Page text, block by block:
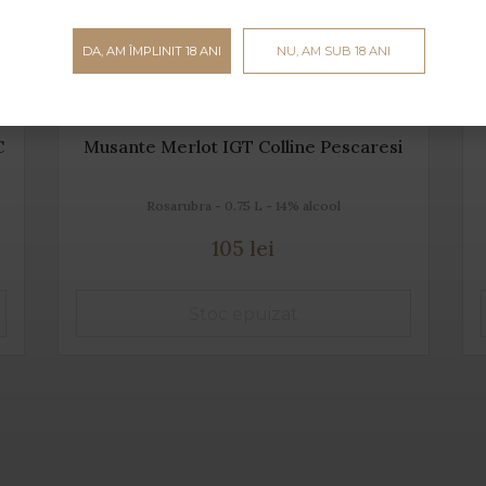
Musante Merlot IGT Colline Pescaresi
Rosarubra - 0.75 L - 14% alcool
105 lei
DA, AM ÎMPLINIT 18 ANI NU, AM SUB 18 ANI